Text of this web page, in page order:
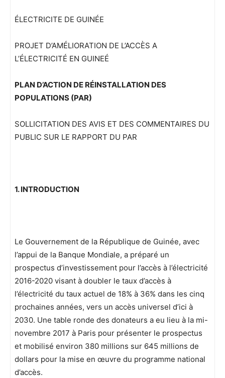
ÉLECTRICITE DE GUINÉE
PROJET D’AMÉLIORATION DE L’ACCÈS A
L’ÉLECTRICITÉ EN GUINEÉ
PLAN D’ACTION DE RÉINSTALLATION DES
POPULATIONS (PAR)
SOLLICITATION DES AVIS ET DES COMMENTAIRES DU
PUBLIC SUR LE RAPPORT DU PAR
1. INTRODUCTION
Le Gouvernement de la République de Guinée, avec
l’appui de la Banque Mondiale, a préparé un
prospectus d’investissement pour l’accès à l’électricité
2016-2020 visant à doubler le taux d’accès à
l’électricité du taux actuel de 18% à 36% dans les cinq
prochaines années, vers un accès universel d’ici à
2030. Une table ronde des donateurs a eu lieu à la mi-
novembre 2017 à Paris pour présenter le prospectus
et mobilisé environ 380 millions sur 645 millions de
dollars pour la mise en œuvre du programme national
d’accès.